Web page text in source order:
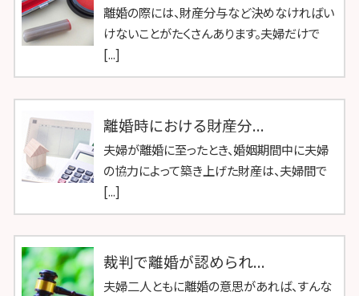
離婚の際には、財産分与など決めなければい
けないことがたくさんあります。夫婦だけで
[...]
離婚時における財産分...
夫婦が離婚に至ったとき、婚姻期間中に夫婦
の協力によって築き上げた財産は、夫婦間で
[...]
裁判で離婚が認められ...
夫婦二人ともに離婚の意思があれば、すんな